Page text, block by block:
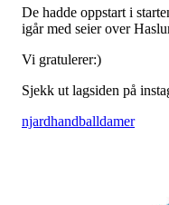
De hadde oppstart i
igår med seier over
Vi gratulerer:)
Sjekk ut lagsiden på
njardhandballdamer